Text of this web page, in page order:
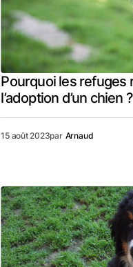
Pourquoi les
l’adoption d’un chien ?
15 août 2023par Arnaud